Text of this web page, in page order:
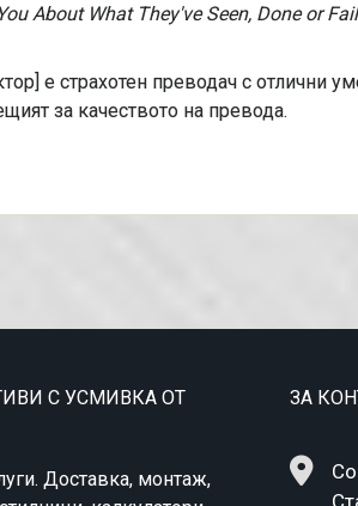
About What They've Seen, Done or
е страхотен преводач с отлични
за качеството на превода.
С УСМИВКА ОТ
Доставка, монтаж,
ЗА